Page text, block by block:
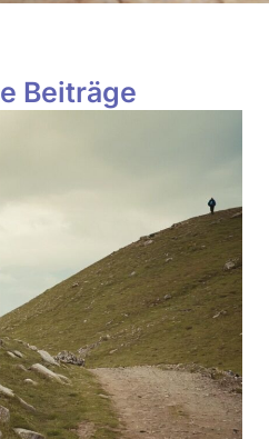
Beiträge